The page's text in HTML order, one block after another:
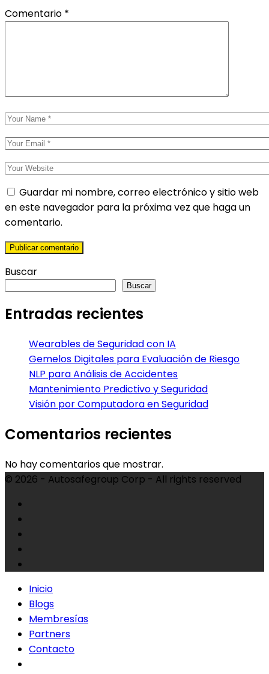
Comentario *
Guardar mi nombre, correo electrónico y sitio web
en este navegador para la próxima vez que haga un
comentario.
Buscar
Buscar
Entradas recientes
Wearables de Seguridad con IA
Gemelos Digitales para Evaluación de Riesgo
NLP para Análisis de Accidentes
Mantenimiento Predictivo y Seguridad
Visión por Computadora en Seguridad
Comentarios recientes
No hay comentarios que mostrar.
© 2026 - Autosafegroup Corp - All rights reserved
Inicio
Blogs
Membresías
Partners
Contacto